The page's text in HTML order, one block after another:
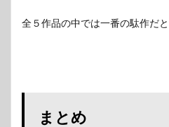
全５作品の中では一番の駄作だ
まとめ